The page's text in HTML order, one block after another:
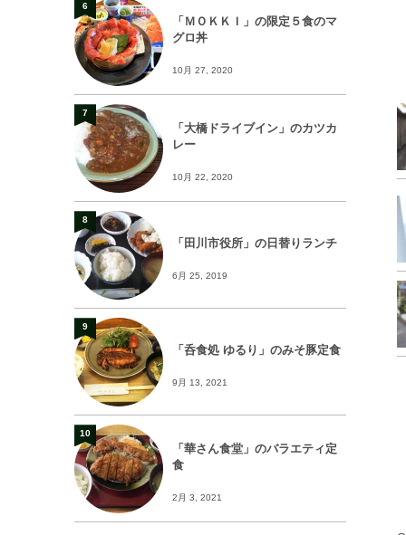
「ＭＯＫＫＩ」の限定５食のマ
グロ丼
10月 27, 2020
6
「大橋ドライブイン」のカツカ
レー
10月 22, 2020
7
「田川市役所」の日替りランチ
6月 25, 2019
8
「呑食処 ゆるり」のみそ豚定食
9月 13, 2021
9
「華さん食堂」のバラエティ定
食
2月 3, 2021
10